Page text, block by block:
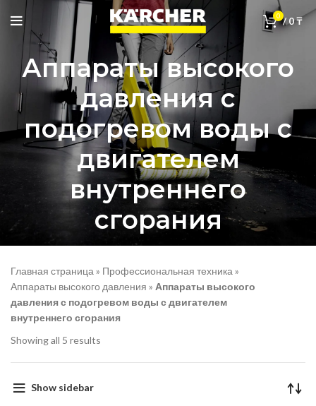
0 / 0₸
Аппараты высокого
давления с
подогревом воды с
двигателем
внутреннего
сгорания
Главная страница » Профессиональная техника »
Аппараты высокого давления » Аппараты высокого
давления с подогревом воды с двигателем
внутреннего сгорания
Showing all 5 results
Show sidebar